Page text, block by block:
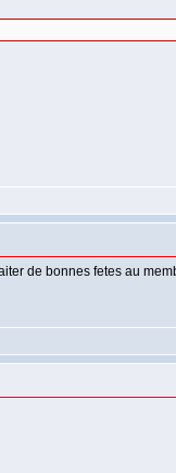
de bonnes fetes au